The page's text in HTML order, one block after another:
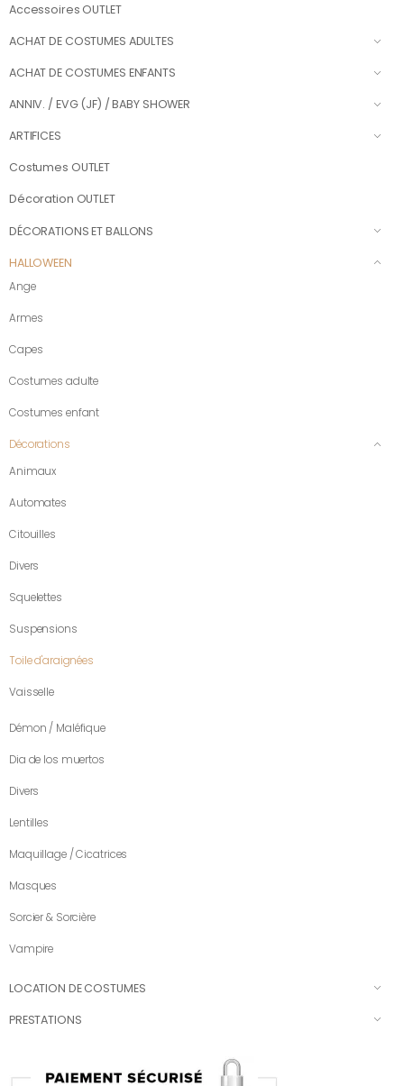
Accessoires OUTLET
ACHAT DE COSTUMES ADULTES
ACHAT DE COSTUMES ENFANTS
ANNIV. / EVG (JF) / BABY SHOWER
ARTIFICES
Costumes OUTLET
Décoration OUTLET
DÉCORATIONS ET BALLONS
HALLOWEEN
Ange
Armes
Capes
Costumes adulte
Costumes enfant
Décorations
Animaux
Automates
Citouilles
Divers
Squelettes
Suspensions
Toile d'araignées
Vaisselle
Démon / Maléfique
Dia de los muertos
Divers
Lentilles
Maquillage / Cicatrices
Masques
Sorcier & Sorcière
Vampire
LOCATION DE COSTUMES
PRESTATIONS